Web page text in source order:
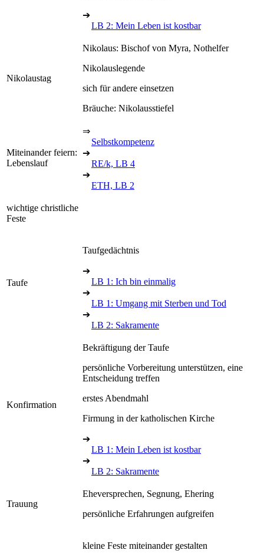
➔
LB 2: Mein Leben ist kostbar
Nikolaustag
Nikolaus: Bischof von Myra, Nothelfer
Nikolauslegende
sich für andere einsetzen
Bräuche: Nikolausstiefel
Miteinander feiern:
Lebenslauf
⇒
Selbstkompetenz
➔
RE/k, LB 4
➔
ETH, LB 2
wichtige christliche
Feste
Taufe
Taufgedächtnis
➔
LB 1: Ich bin einmalig
➔
LB 1: Umgang mit Sterben und Tod
➔
LB 2: Sakramente
Konfirmation
Bekräftigung der Taufe
persönliche Vorbereitung unterstützen, eine
Entscheidung treffen
erstes Abendmahl
Firmung in der katholischen Kirche
➔
LB 1: Mein Leben ist kostbar
➔
LB 2: Sakramente
Trauung
Eheversprechen, Segnung, Ehering
persönliche Erfahrungen aufgreifen
kleine Feste miteinander gestalten